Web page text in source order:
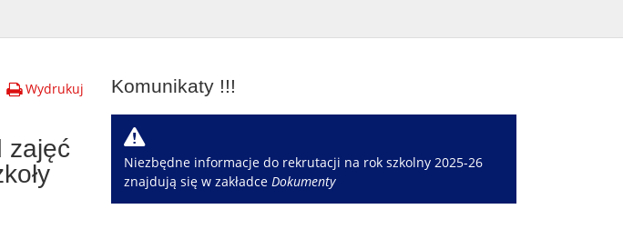
Wydrukuj
zajęć
Komunikaty !!!
W
Niezbędne informacje do rekrutacji na rok szkolny 2025-26
znajdują się w zakładce Dokumenty